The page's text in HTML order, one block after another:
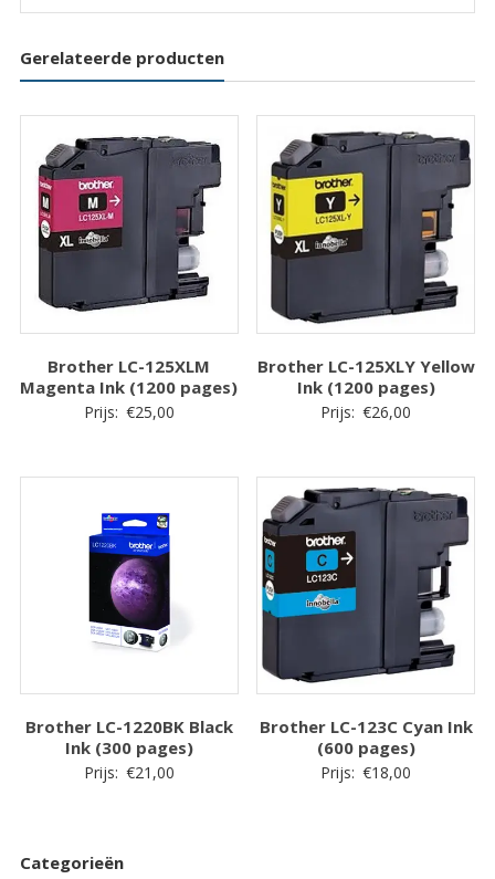
Gerelateerde producten
Brother LC-125XLM
Magenta Ink (1200 pages)
Prijs: €25,00
Brother LC-125XLY Yellow
Ink (1200 pages)
Prijs: €26,00
Brother LC-1220BK Black
Ink (300 pages)
Prijs: €21,00
Brother LC-123C Cyan Ink
(600 pages)
Prijs: €18,00
Categorieën